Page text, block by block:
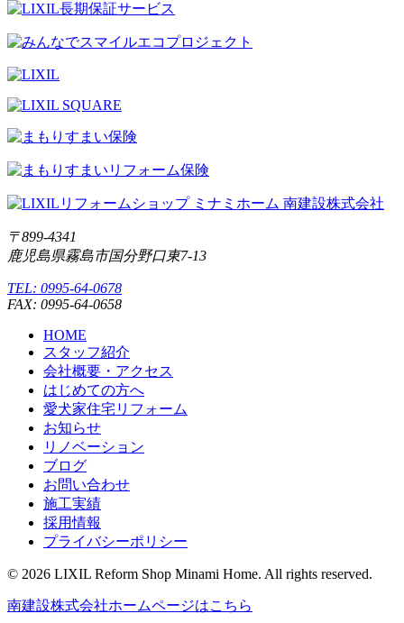
〒899-4341
鹿児島県霧島市国分野口東7-13
TEL: 0995-64-0678
FAX: 0995-64-0658
HOME
スタッフ紹介
会社概要・アクセス
はじめての方へ
愛犬家住宅リフォーム
お知らせ
リノベーション
ブログ
お問い合わせ
施工実績
採用情報
プライバシーポリシー
© 2026 LIXIL Reform Shop Minami Home. All rights reserved.
南建設株式会社ホームページはこちら